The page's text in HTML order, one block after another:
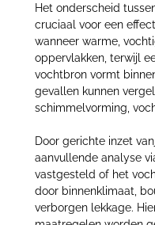
Het onderscheid
cruciaal voor een
wanneer warme,
oppervlakken, terwijl
vochtbron vormt
gevallen kunnen
schimmelvorming,
Door gerichte inzet van
aanvullende analyse
vastgesteld of het
door binnenklimaat,
verborgen lekkage.